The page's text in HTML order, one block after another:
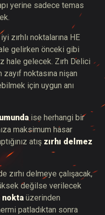
yerine sadece temas
zırhlı noktalarına HE
gelirken önceki gibi
hale gelecek. Zırh Delici
noktasına nişan
için uygun anı
ise herhangi bir
maksimum hasar
atış zırhı delmez
zırhı delmeye çalışacak,
değilse verilecek
nokta üzerinden
patladıktan sonra